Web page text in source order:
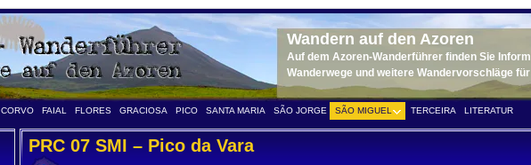
Wandern auf den Azoren
Auf dem Azoren-Wanderführer finden Sie
Wanderwege und weitere Wandervorschläge
CORVO FAIAL FLORES GRACIOSA PICO SANTA MARIA SÃO JORGE SÃO MIGUEL TERCEIRA LITERATUR
PRC 07 SMI – Pico da Vara